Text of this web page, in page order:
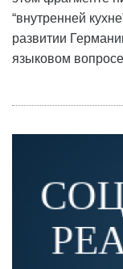
“внутренней
развитии
языковом